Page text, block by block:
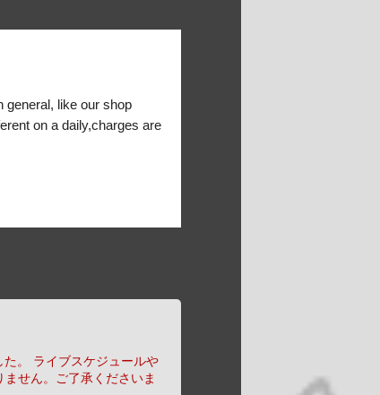
general, like our shop
on a daily,charges are
。
ライブスケジュールや
せん。ご了承くださいま